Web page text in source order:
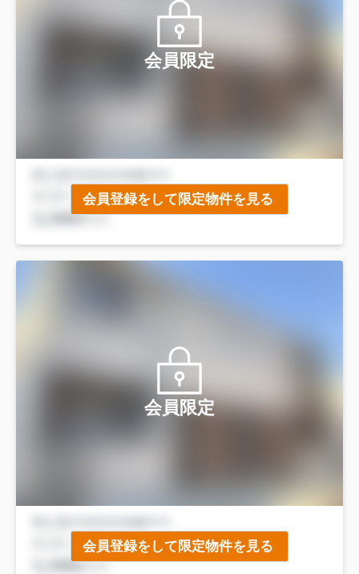
会員限定
会員登録をして限定物件を見る
会員限定
会員登録をして限定物件を見る